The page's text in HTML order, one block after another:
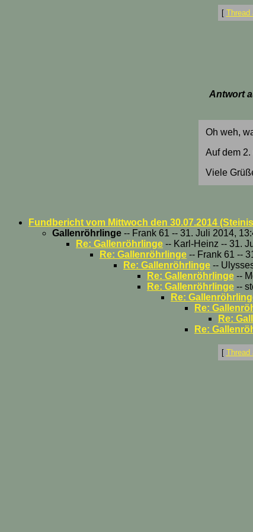
[ Thread
Antwort
Oh weh,
Auf dem
Viele
Fundbericht vom Mittwoch den 30.07.2014
Gallenröhrlinge -- Frank 61 -- 31. Juli 2014,
Re: Gallenröhrlinge -- Karl-Heinz -- 31.
Re: Gallenröhrlinge -- Frank 61 --
Re: Gallenröhrlinge --
Re: Gallenröhrlinge --
Re: Gallenröhrlinge --
Re:
Re:
Re:
Re:
[ Thread